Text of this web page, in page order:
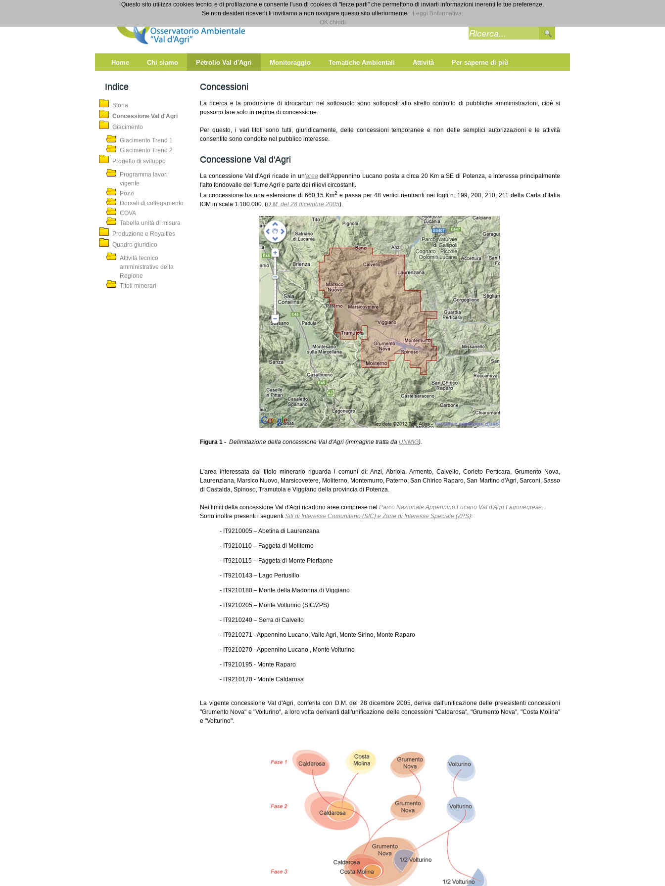
Concessione Val d'Agri
Home Chi siamo Petrolio Val d'Agri Monitoraggio Tematiche Ambientali Attività Per saperne di più
Indice
Storia
Concessione Val d'Agri
Giacimento
Giacimento Trend 1
Giacimento Trend 2
Progetto di sviluppo
Programma lavori
vigente
Pozzi
Dorsali di collegamento
COVA
Tabella unità di misura
Produzione e Royalties
Quadro giuridico
Attività tecnico
amministrative della
Regione
Titoli minerari
Concessioni
La ricerca e la produzione di idrocarburi nel sottosuolo sono sottoposti allo stretto controllo di pubbliche amministrazioni, cioè si
possono fare solo in regime di concessione.
Per questo, i vari titoli sono tutti, giuridicamente, delle concessioni temporanee e non delle semplici autorizzazioni e le attività
consentite sono condotte nel pubblico interesse.
Concessione Val d'Agri
La concessione Val d'Agri ricade in un'area dell'Appennino Lucano posta a circa 20 Km a SE di Potenza, e interessa principalmente
l'alto fondovalle del fiume Agri e parte dei rilievi circostanti.
La concessione ha una estensione di 660,15 Km2 e passa per 48 vertici rientranti nei fogli n. 199, 200, 210, 211 della Carta d'Italia
IGM in scala 1:100.000. (D.M. del 28 dicembre 2005).
Figura 1 - Delimitazione della concessione Val d'Agri (immagine tratta da UNMIG).
L'area interessata dal titolo minerario riguarda i comuni di: Anzi, Abriola, Armento, Calvello, Corleto Perticara, Grumento Nova,
Laurenziana, Marsico Nuovo, Marsicovetere, Moliterno, Montemurro, Paterno, San Chirico Raparo, San Martino d'Agri, Sarconi, Sasso
di Castalda, Spinoso, Tramutola e Viggiano della provincia di Potenza.
Nei limiti della concessione Val d'Agri ricadono aree comprese nel Parco Nazionale Appennino Lucano Val d'Agri Lagonegrese.
Sono inoltre presenti i seguenti Siti di Interesse Comunitario (SIC) e Zone di Interesse Speciale (ZPS):
- IT9210005 – Abetina di Laurenzana
- IT9210110 – Faggeta di Moliterno
- IT9210115 – Faggeta di Monte Pierfaone
- IT9210143 – Lago Pertusillo
- IT9210180 – Monte della Madonna di Viggiano
- IT9210205 – Monte Volturino (SIC/ZPS)
- IT9210240 – Serra di Calvello
- IT9210271 - Appennino Lucano, Valle Agri, Monte Sirino, Monte Raparo
- IT9210270 - Appennino Lucano , Monte Volturino
- IT9210195 - Monte Raparo
- IT9210170 - Monte Caldarosa
La vigente concessione Val d'Agri, conferita con D.M. del 28 dicembre 2005, deriva dall'unificazione delle preesistenti concessioni
"Grumento Nova" e "Volturino", a loro volta derivanti dall'unificazione delle concessioni "Caldarosa", "Grumento Nova", "Costa Molina"
e "Volturino".
Questo sito utilizza cookies tecnici e di profilazione e consente l'uso di cookies di "terze parti" che permettono di inviarti informazioni inerenti le tue preferenze.
Se non desideri riceverli ti invitiamo a non navigare questo sito ulteriormente.
Leggi l'informativa.
OK chiudi